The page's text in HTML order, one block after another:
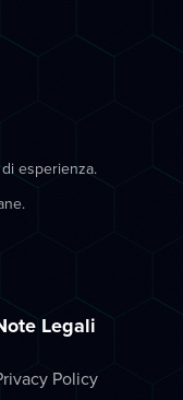
esperienza.
Legali
Policy